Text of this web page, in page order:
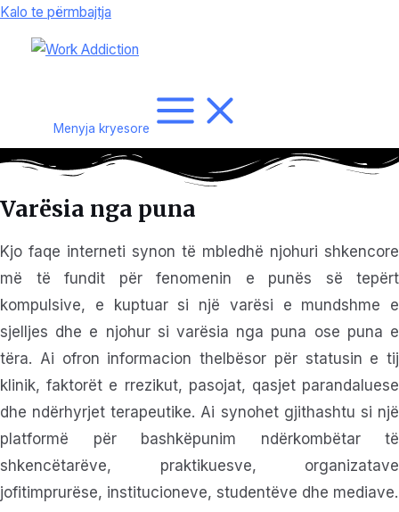
Kalo te përmbajtja
Menyja kryesore
Varësia nga puna
Kjo faqe interneti synon të mbledhë njohuri shkencore
më të fundit për fenomenin e punës së tepërt
kompulsive, e kuptuar si një varësi e mundshme e
sjelljes dhe e njohur si varësia nga puna ose puna e
tëra. Ai ofron informacion thelbësor për statusin e tij
klinik, faktorët e rrezikut, pasojat, qasjet parandaluese
dhe ndërhyrjet terapeutike. Ai synohet gjithashtu si një
platformë për bashkëpunim ndërkombëtar të
shkencëtarëve, praktikuesve, organizatave
jofitimprurëse, institucioneve, studentëve dhe mediave.